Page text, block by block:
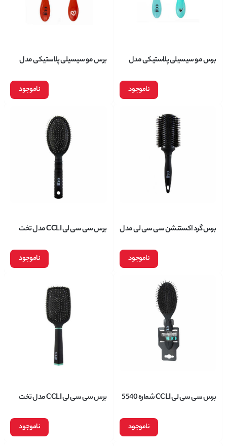
برس مو سیسیلی پلاستیکی مدل
ناموجود
برس مو سیسیلی پلاستیکی مدل
ناموجود
برس گرد اکستنشن سی سی لی مدل
ناموجود
برس سی سی لی CCLI مدل تخت
ناموجود
برس سی سی لی CCLI شماره 5540
ناموجود
برس سی سی لی CCLI مدل تخت
ناموجود